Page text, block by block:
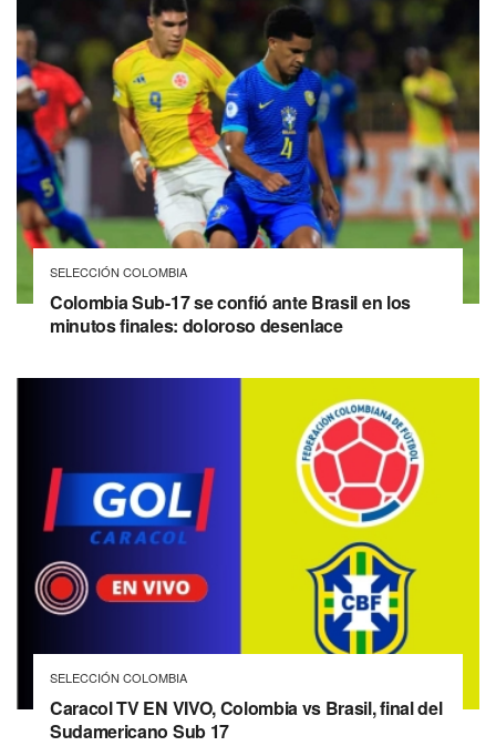
SELECCIÓN COLOMBIA
Colombia Sub-17 se confió ante Brasil en los
minutos finales: doloroso desenlace
SELECCIÓN COLOMBIA
Caracol TV EN VIVO, Colombia vs Brasil, final del
Sudamericano Sub 17